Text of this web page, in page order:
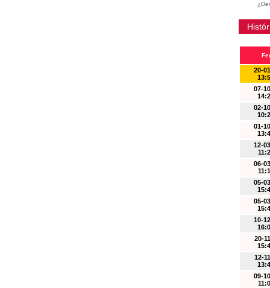
20-
07-
02-
01-
12-
06-
05-
05-
10-
20-
12-
09-